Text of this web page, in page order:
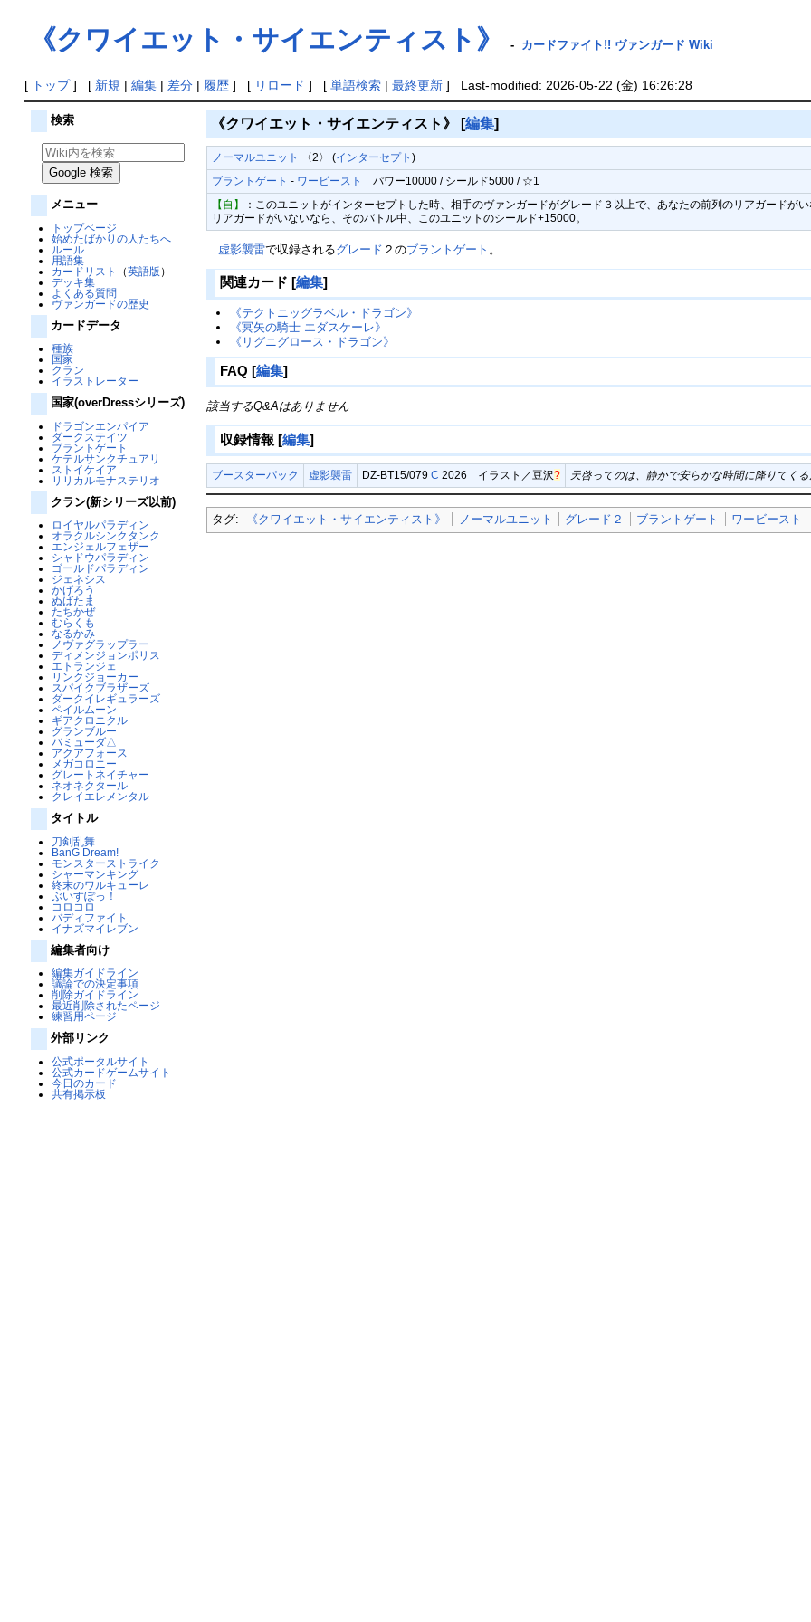
《クワイエット・サイエンティスト》 - カードファイト!! ヴァンガード Wiki
[ トップ] [ 新規 | 編集| 差分| 履歴] [ リロード ] [ 単語検索| 最終更新] Last-modified: 2026-05-22 (金) 16:26:28
検索
メニュー
トップページ
始めたばかりの人たちへ
ルール
用語集
カードリスト
（英語版 ）
デッキ集
よくある質問
ヴァンガードの歴史
カードデータ
種族
国家
クラン
イラストレーター
国家(overDressシリーズ)
ドラゴンエンパイア
ダークステイツ
ブラントゲート
ケテルサンクチュアリ
ストイケイア
リリカルモナステリオ
クラン(新シリーズ以前)
ロイヤルパラディン
オラクルシンクタンク
エンジェルフェザー
シャドウパラディン
ゴールドパラディン
ジェネシス
かげろう
ぬばたま
たちかぜ
むらくも
なるかみ
ノヴァグラップラー
ディメンジョンポリス
エトランジェ
リンクジョーカー
スパイクブラザーズ
ダークイレギュラーズ
ペイルムーン
ギアクロニクル
グランブルー
バミューダ△
アクアフォース
メガコロニー
グレートネイチャー
ネオネクタール
クレイエレメンタル
タイトル
刀剣乱舞
BanG Dream!
モンスターストライク
シャーマンキング
終末のワルキューレ
ぶいすぽっ！
コロコロ
バディファイト
イナズマイレブン
編集者向け
編集ガイドライン
議論での決定事項
削除ガイドライン
最近削除されたページ
練習用ページ
外部リンク
公式ポータルサイト
公式カードゲームサイト
今日のカード
共有掲示板
《クワイエット・サイエンティスト》 [編集]
ノーマルユニット 〈2〉 (インターセプト)
ブラントゲート - ワービースト
パワー10000 / シールド5000 / ☆1
【自】
：このユニットがインターセプトした時、相手のヴァンガードがグレード３以上で、あなたの前列のリアガード
リアガードがいないなら、そのバトル中、このユニットのシールド+15000。
虚影襲雷で収録されるグレード ２のブラントゲート 。
関連カード [編集]
《テクトニッグラベル・ドラゴン》
《冥矢の騎士 エダスケーレ》
《リグニグロース・ドラゴン》
FAQ [編集]
該当するQ&Aはありません
収録情報 [編集]
ブースターパック 虚影襲雷 DZ-BT15/079C 2026 イラスト／ 豆沢? 天啓ってのは、静かで安らかな時間に降りてく
タグ: 《クワイエット・サイエンティスト》 ノーマルユニット グレード２ ブラントゲート ワービースト